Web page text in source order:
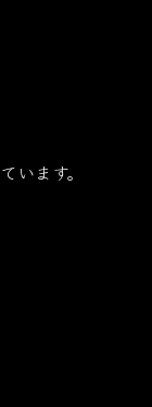
います。